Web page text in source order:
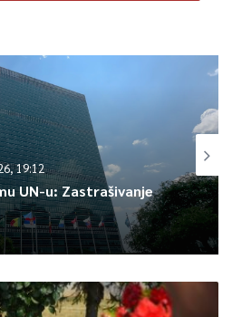
0
Rating
19:12
UN-u: Zastrašivanje